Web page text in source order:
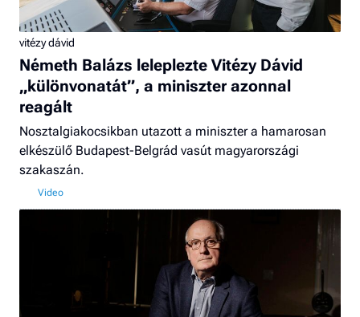
vitézy dávid
Németh Balázs leleplezte Vitézy Dávid
„különvonatát”, a miniszter azonnal
reagált
Nosztalgiakocsikban utazott a miniszter a hamarosan
elkészülő Budapest-Belgrád vasút magyarországi
szakaszán.